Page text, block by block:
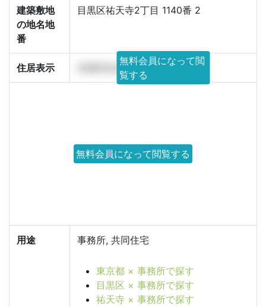
建築敷地
の地名地
番
目黒区祐天寺2丁目 1140番 2
住居表示 目黒区祐天寺2丁目 11番 13
無料会員になって閲
覧する
無料会員になって閲覧する
用途 事務所, 共同住宅
東京都 × 事務所で探す
目黒区 × 事務所で探す
祐天寺 × 事務所で探す